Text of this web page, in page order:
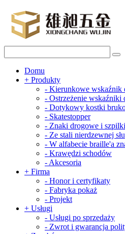
Domu
+ Produkty
- Kierunkowe wskaźnik
- Ostrzeżenie
- Dotykowy kostki
- Skatestopper
- Znaki drogowe i szpilki
- Ze stali nierdzewnej
- W alfabecie braille'a
- Krawędzi schodów
- Akcesoria
+ Firma
- Honor i certyfikaty
- Fabryka pokaż
- Projekt
+ Usługi
- Usługi po sprzedaży
- Zwrot i gwarancja